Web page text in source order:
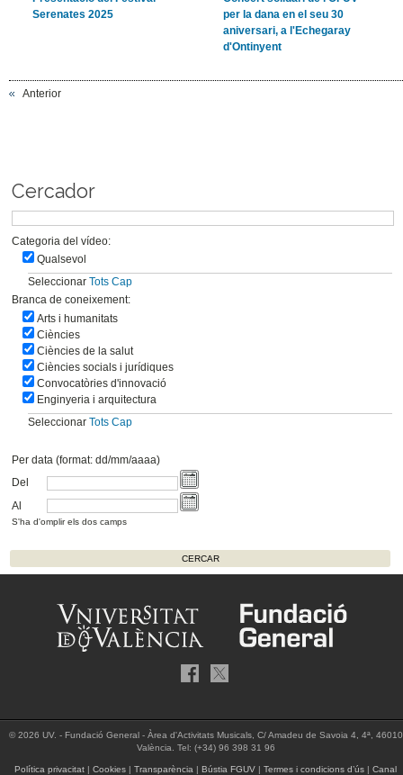
Serenates 2025
per la dana en el seu 30
aniversari, a l'Echegaray
d'Ontinyent
Anterior
Cercador
Categoria del vídeo:
Qualsevol
SeleccionarTots Cap
Branca de coneixement:
Arts i humanitats
Ciències
Ciències de la salut
Ciències socials i jurídiques
Convocatòries d'innovació
Enginyeria i arquitectura
SeleccionarTots Cap
Per data (format: dd/mm/aaaa)
Del
Al
S'ha d'omplir els dos camps
© 2026 UV. - Fundació General - Àrea d'Activitats Musicals, C/ Amadeu de Savoia 4, 4ª, 46010
València. Tel: (+34) 96 398 31 96
Política privacitat |Cookies |Transparència |Bústia FGUV |Termes i condicions d’ús |Canal